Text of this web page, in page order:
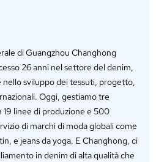
di Guangzhou Changhong
26 anni nel settore del denim,
sviluppo dei tessuti, progetto,
Oggi, gestiamo tre
linee di produzione e 500
di marchi di moda globali come
e jeans da yoga. E Changhong, ci
in denim di alta qualità che